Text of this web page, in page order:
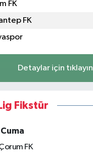
FK
FK
Detaylar için tıklayın
Fikstür
FK